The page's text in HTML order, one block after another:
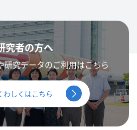
究者の方へ
研究データのご利用はこちら
わしくはこちら